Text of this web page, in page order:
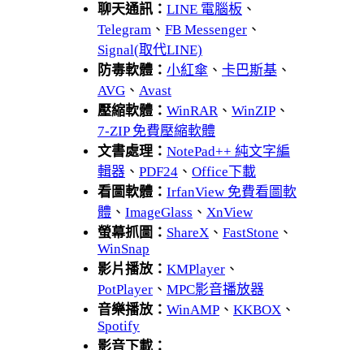
聊天通訊： LINE 電腦板 、
Telegram 、 FB Messenger 、
Signal(取代LINE)
防毒軟體： 小紅傘 、 卡巴斯基 、
AVG 、 Avast
壓縮軟體： WinRAR、 WinZIP 、
7-ZIP 免費壓縮軟體
文書處理： NotePad++ 純文字編
輯器 、 PDF24 、 Office下載
看圖軟體： IrfanView 免費看圖軟
體 、 ImageGlass 、 XnView
螢幕抓圖： ShareX 、 FastStone 、
WinSnap
影片播放： KMPlayer 、
PotPlayer 、 MPC影音播放器
音樂播放： WinAMP 、 KKBOX 、
Spotify
影音下載：